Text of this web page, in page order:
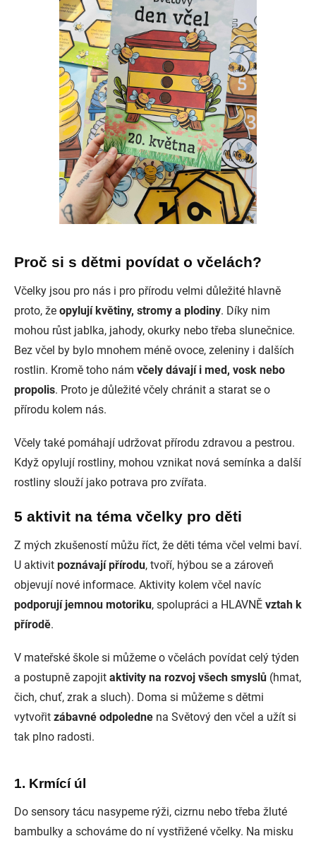
Proč si s dětmi povídat o včelách?
Včelky jsou pro nás i pro přírodu velmi důležité hlavně
proto, že opylují květiny, stromy a plodiny. Díky nim
mohou růst jablka, jahody, okurky nebo třeba slunečnice.
Bez včel by bylo mnohem méně ovoce, zeleniny i dalších
rostlin. Kromě toho nám včely dávají i med, vosk nebo
propolis. Proto je důležité včely chránit a starat se o
přírodu kolem nás.
Včely také pomáhají udržovat přírodu zdravou a pestrou.
Když opylují rostliny, mohou vznikat nová semínka a další
rostliny slouží jako potrava pro zvířata.
5 aktivit na téma včelky pro děti
Z mých zkušeností můžu říct, že děti téma včel velmi baví.
U aktivit poznávají přírodu, tvoří, hýbou se a zároveň
objevují nové informace. Aktivity kolem včel navíc
podporují jemnou motoriku, spolupráci a HLAVNĚ vztah k
přírodě.
V mateřské škole si můžeme o včelách povídat celý týden
a postupně zapojit aktivity na rozvoj všech smyslů (hmat,
čich, chuť, zrak a sluch). Doma si můžeme s dětmi
vytvořit zábavné odpoledne na Světový den včel a užít si
tak plno radosti.
1. Krmící úl
Do sensory tácu nasypeme rýži, cizrnu nebo třeba žluté
bambulky a schováme do ní vystřižené včelky. Na misku